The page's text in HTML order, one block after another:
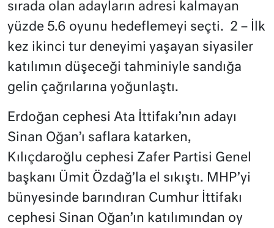
sırada olan adayların adresi kalmayan
yüzde 5.6 oyunu hedeflemeyi seçti. 2 – İlk
kez ikinci tur deneyimi yaşayan siyasiler
katılımın düşeceği tahminiyle sandığa
gelin çağrılarına yoğunlaştı.
Erdoğan cephesi Ata İttifakı’nın adayı
Sinan Oğan’ı saflara katarken,
Kılıçdaroğlu cephesi Zafer Partisi Genel
başkanı Ümit Özdağ’la el sıkıştı. MHP’yi
bünyesinde barındıran Cumhur İttifakı
cephesi Sinan Oğan’ın katılımından oy